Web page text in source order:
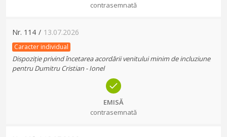
contrasemnată
Nr. 114 / 13.07.2026
Caracter individual
Dispoziție privind încetarea acordării venitului minim de incluziune
pentru Dumitru Cristian - Ionel
EMISĂ
contrasemnată